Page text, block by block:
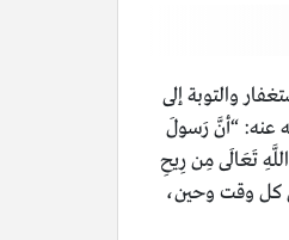
والتوبة إلى
عنه: “أنَّ رَسولَ
تَعَالَى مِن رِيحِ
كل وقت وحين،